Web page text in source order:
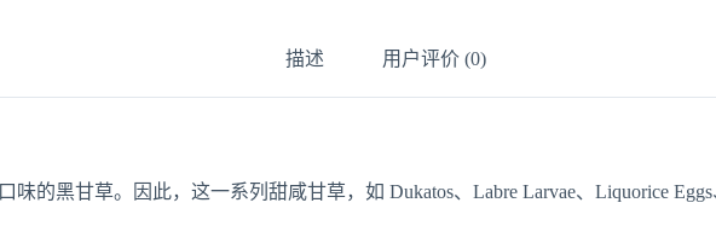
描述 用户评价 (0)
的黑甘草。因此，这一系列甜咸甘草，如 Dukatos、Labre Larvae、Liquorice